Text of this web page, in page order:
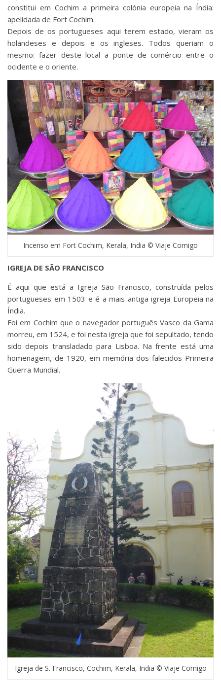
constitui em Cochim a primeira colónia europeia na Índia:
apelidada de Fort Cochim.
Depois de os portugueses aqui terem estado, vieram os
holandeses e depois e os ingleses. Todos queriam o
mesmo: fazer deste local a ponte de comércio entre o
ocidente e o oriente.
Incenso em Fort Cochim, Kerala, India © Viaje Comigo
IGREJA DE SÃO FRANCISCO
É aqui que está a Igreja São Francisco, construída pelos
portugueses em 1503 e é a mais antiga igreja Europeia na
Índia.
Foi em Cochim que o navegador português Vasco da Gama
morreu, em 1524, e foi nesta igreja que foi sepultado, tendo
sido depois transladado para Lisboa. Na frente está uma
homenagem, de 1920, em memória dos falecidos Primeira
Guerra Mundial.
Igreja de S. Francisco, Cochim, Kerala, India © Viaje Comigo